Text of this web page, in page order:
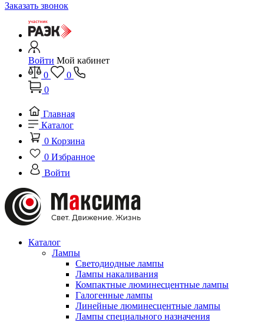
Заказать звонок
Войти Мой кабинет
0
0
0
Главная
Каталог
0 Корзина
0 Избранное
Войти
Каталог
Лампы
Светодиодные лампы
Лампы накаливания
Компактные люминесцентные лампы
Галогенные лампы
Линейные люминесцентные лампы
Лампы специального назначения